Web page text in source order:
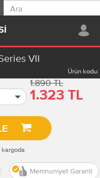
VII
Ürün kodu:
1.890 TL
1.323 TL
kargoda
Memnuniyet Garanti